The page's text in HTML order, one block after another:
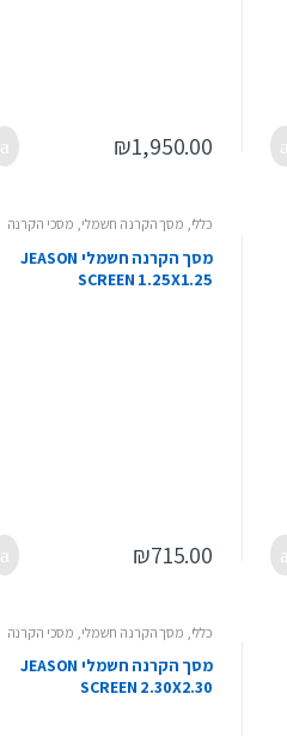
₪1,950.00
כללי, מסך הקרנה חשמלי, מסכי הקרנה
מסך הקרנה חשמלי JEASON
SCREEN 1.25X1.25
₪715.00
כללי מסך הקרנה חשמלי מסכי הקרנה
מסך הקרנה חשמלי JEASON
SCREEN 2.30X2.30